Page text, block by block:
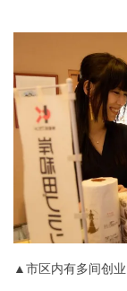
▲市区内有多间创